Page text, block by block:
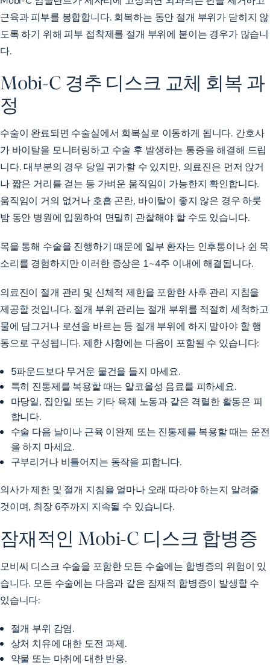
근육과 피부를 봉합합니다. 회복하는 동안 절개 부위가 닫히지 않
도록 하기 위해 피부 접착제를 절개 부위에 붙이는 경우가 많습니
다.
Mobi-C 경추 디스크 교체 회복 과
정
수술이 완료되면 수술실에서 회복실로 이동하게 됩니다. 간호사
가 바이탈을 모니터링하고 수술 후 발생하는 통증을 해결해 드립
니다. 대부분의 경우 당일 귀가할 수 있지만, 의료진은 먼저 앉거
나 짧은 거리를 걷는 등 가벼운 움직임이 가능한지 확인합니다.
움직임이 거의 없거나 호흡 곤란, 바이탈이 좋지 않은 경우 하룻
밤 동안 병원에 입원하여 면밀히 관찰해야 할 수도 있습니다.
목을 통해 수술을 진행하기 때문에 일부 환자는 인후통이나 쉰 목
소리를 경험하지만 이러한 증상은 1~4주 이내에 해결됩니다.
의료진이 절개 관리 및 신체적 제한을 포함한 사후 관리 지침을
제공할 것입니다. 절개 부위 관리는 절개 부위를 적절히 세척하고
물에 담그거나 로션을 바르는 등 절개 부위에 하지 말아야 할 행
동으로 구성됩니다. 제한 사항에는 다음이 포함될 수 있습니다:
5파운드보다 무거운 물건을 들지 마세요.
특히 진통제를 복용할 때는 알코올성 음료를 피하세요.
마당일, 집안일 또는 기타 육체 노동과 같은 격렬한 활동은 피
합니다.
수술 다음 날이나 근육 이완제 또는 진통제를 복용할 때는 운전
을 하지 마세요.
구부리거나 비틀어지는 동작을 피합니다.
의사가 제한 및 절개 지침을 얼마나 오래 따라야 하는지 알려줄
것이며, 최장 6주까지 지속될 수 있습니다.
잠재적인 Mobi-C 디스크 합병증
모비씨 디스크 수술을 포함한 모든 수술에는 합병증의 위험이 있
습니다. 모든 수술에는 다음과 같은 잠재적 합병증이 발생할 수
있습니다:
절개 부위 감염.
상처 치유에 대한 도전 과제.
약물 또는 마취에 대한 반응.